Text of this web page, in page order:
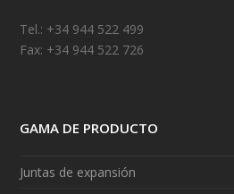
Tel.: +34 944 522 499
Fax: +34 944 522 726
GAMA DE PRODUCTO
Juntas de expansión